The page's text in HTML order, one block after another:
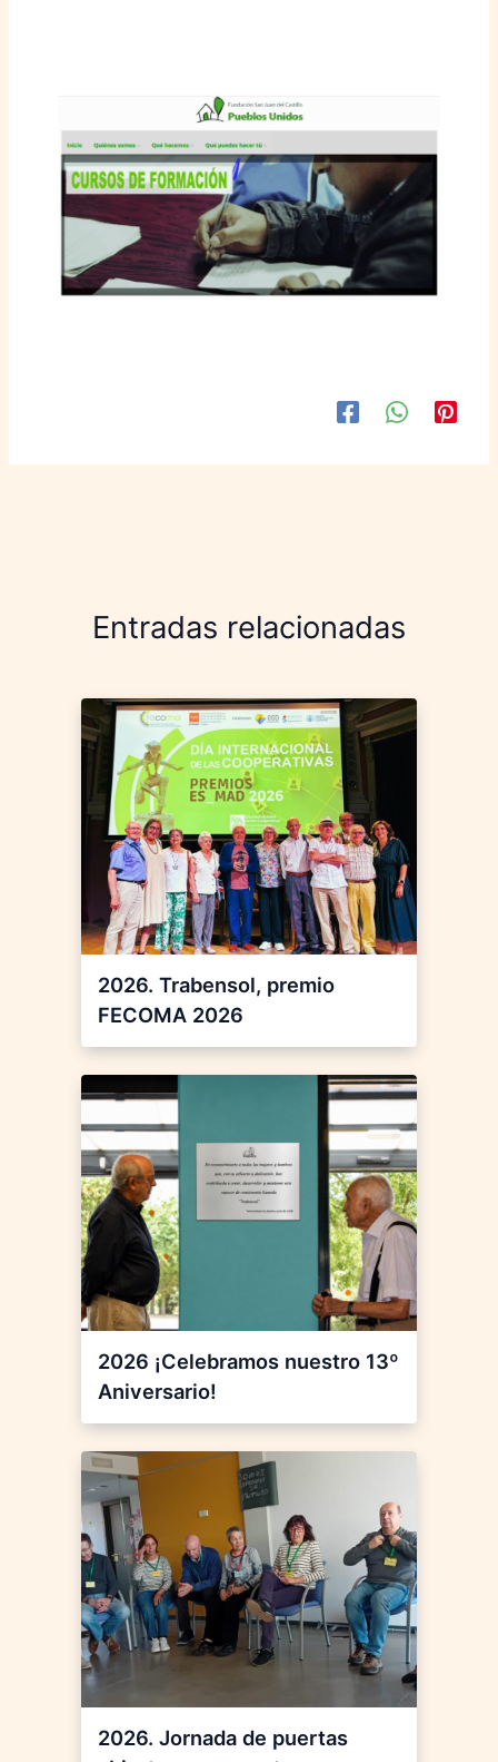
Entradas relacionadas
2026. Trabensol, premio
FECOMA 2026
2026 ¡Celebramos nuestro 13º
Aniversario!
2026. Jornada de puertas